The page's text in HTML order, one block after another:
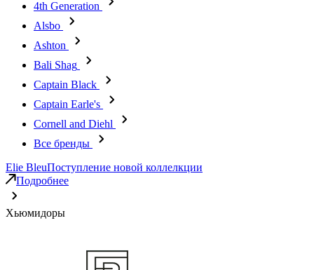
4th Generation
Alsbo
Ashton
Bali Shag
Captain Black
Captain Earle's
Cornell and Diehl
Все бренды
Elie BleuПоступление новой коллелкции
Подробнее
Хьюмидоры